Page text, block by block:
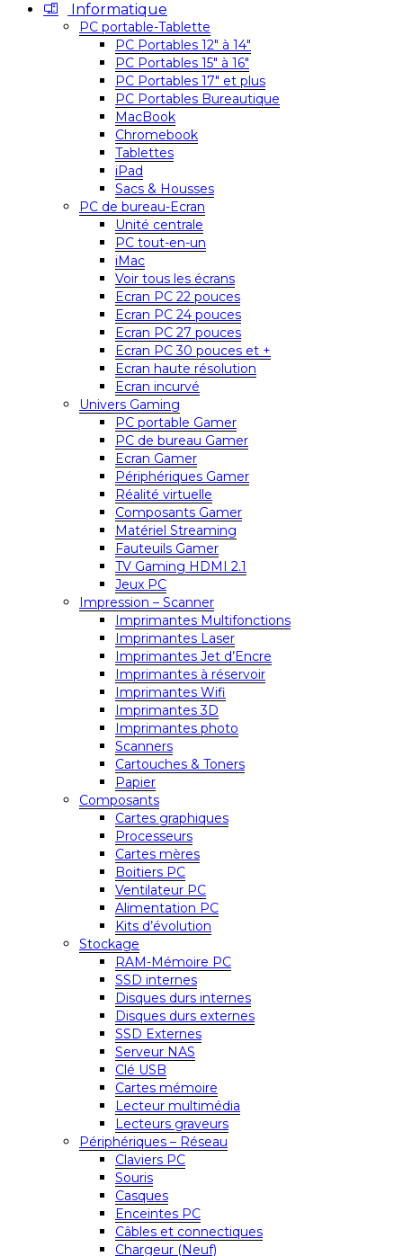
Informatique
PC portable-Tablette
PC Portables 12″ à 14″
PC Portables 15″ à 16″
PC Portables 17″ et plus
PC Portables Bureautique
MacBook
Chromebook
Tablettes
iPad
Sacs & Housses
PC de bureau-Ecran
Unité centrale
PC tout-en-un
iMac
Voir tous les écrans
Ecran PC 22 pouces
Ecran PC 24 pouces
Ecran PC 27 pouces
Ecran PC 30 pouces et +
Ecran haute résolution
Ecran incurvé
Univers Gaming
PC portable Gamer
PC de bureau Gamer
Ecran Gamer
Périphériques Gamer
Réalité virtuelle
Composants Gamer
Matériel Streaming
Fauteuils Gamer
TV Gaming HDMI 2.1
Jeux PC
Impression – Scanner
Imprimantes Multifonctions
Imprimantes Laser
Imprimantes Jet d’Encre
Imprimantes à réservoir
Imprimantes Wifi
Imprimantes 3D
Imprimantes photo
Scanners
Cartouches & Toners
Papier
Composants
Cartes graphiques
Processeurs
Cartes mères
Boitiers PC
Ventilateur PC
Alimentation PC
Kits d’évolution
Stockage
RAM-Mémoire PC
SSD internes
Disques durs internes
Disques durs externes
SSD Externes
Serveur NAS
Clé USB
Cartes mémoire
Lecteur multimédia
Lecteurs graveurs
Périphériques – Réseau
Claviers PC
Souris
Casques
Enceintes PC
Câbles et connectiques
Chargeur (Neuf)